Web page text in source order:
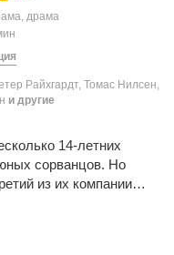
драма
Райхгардт, Томас Нилсен,
и другие
14-летних
сорванцов. Но
из их компании
и жестокостям,